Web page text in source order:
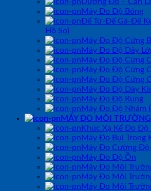
Máy Đo Độ Bóng
Đế Từ-Đế Gá-Đế
Hồ So)
Máy Đo Độ Cứng
Máy Đo Độ Dày
Máy Đo Độ Cứng
Máy Đo Độ Cứng
Máy Đo Độ Cứng
Máy Đo Độ Dày
Máy Đo Độ Rung
Máy Đo Độ Nhám
MÁY ĐO MÔI TRƯỜNG
Khúc Xạ Kế Đo Độ
Máy Đo Bụi Trong
Máy Đo Cường Độ
Máy Đo Độ Ồn
Máy Đo Môi
Máy Đo Môi
Máy Đo Môi